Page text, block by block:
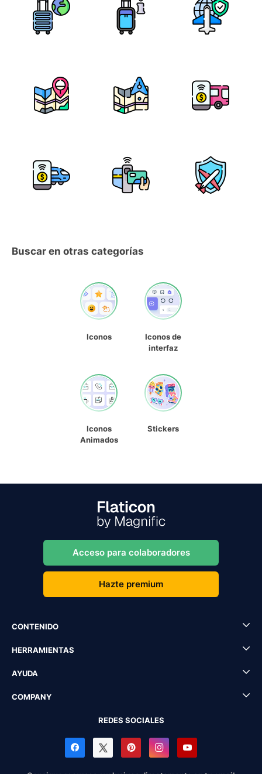
Buscar en otras categorías
Iconos
Iconos de
interfaz
Iconos
Animados
Stickers
Acceso para colaboradores
Hazte premium
CONTENIDO
HERRAMIENTAS
AYUDA
COMPANY
REDES SOCIALES